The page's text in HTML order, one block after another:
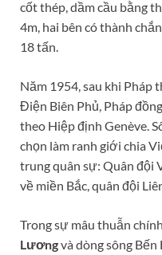
cốt thép, dầm cầu bằng
4m, hai bên có thành
18 tấn.
Năm 1954, sau khi
Điện Biên Phủ, Pháp
theo Hiệp định Genève.
chọn làm ranh giới chia
trung quân sự: Quân đội
về miền Bắc, quân đội
Trong sự mâu thuẫn
Lươngvà dòng sông